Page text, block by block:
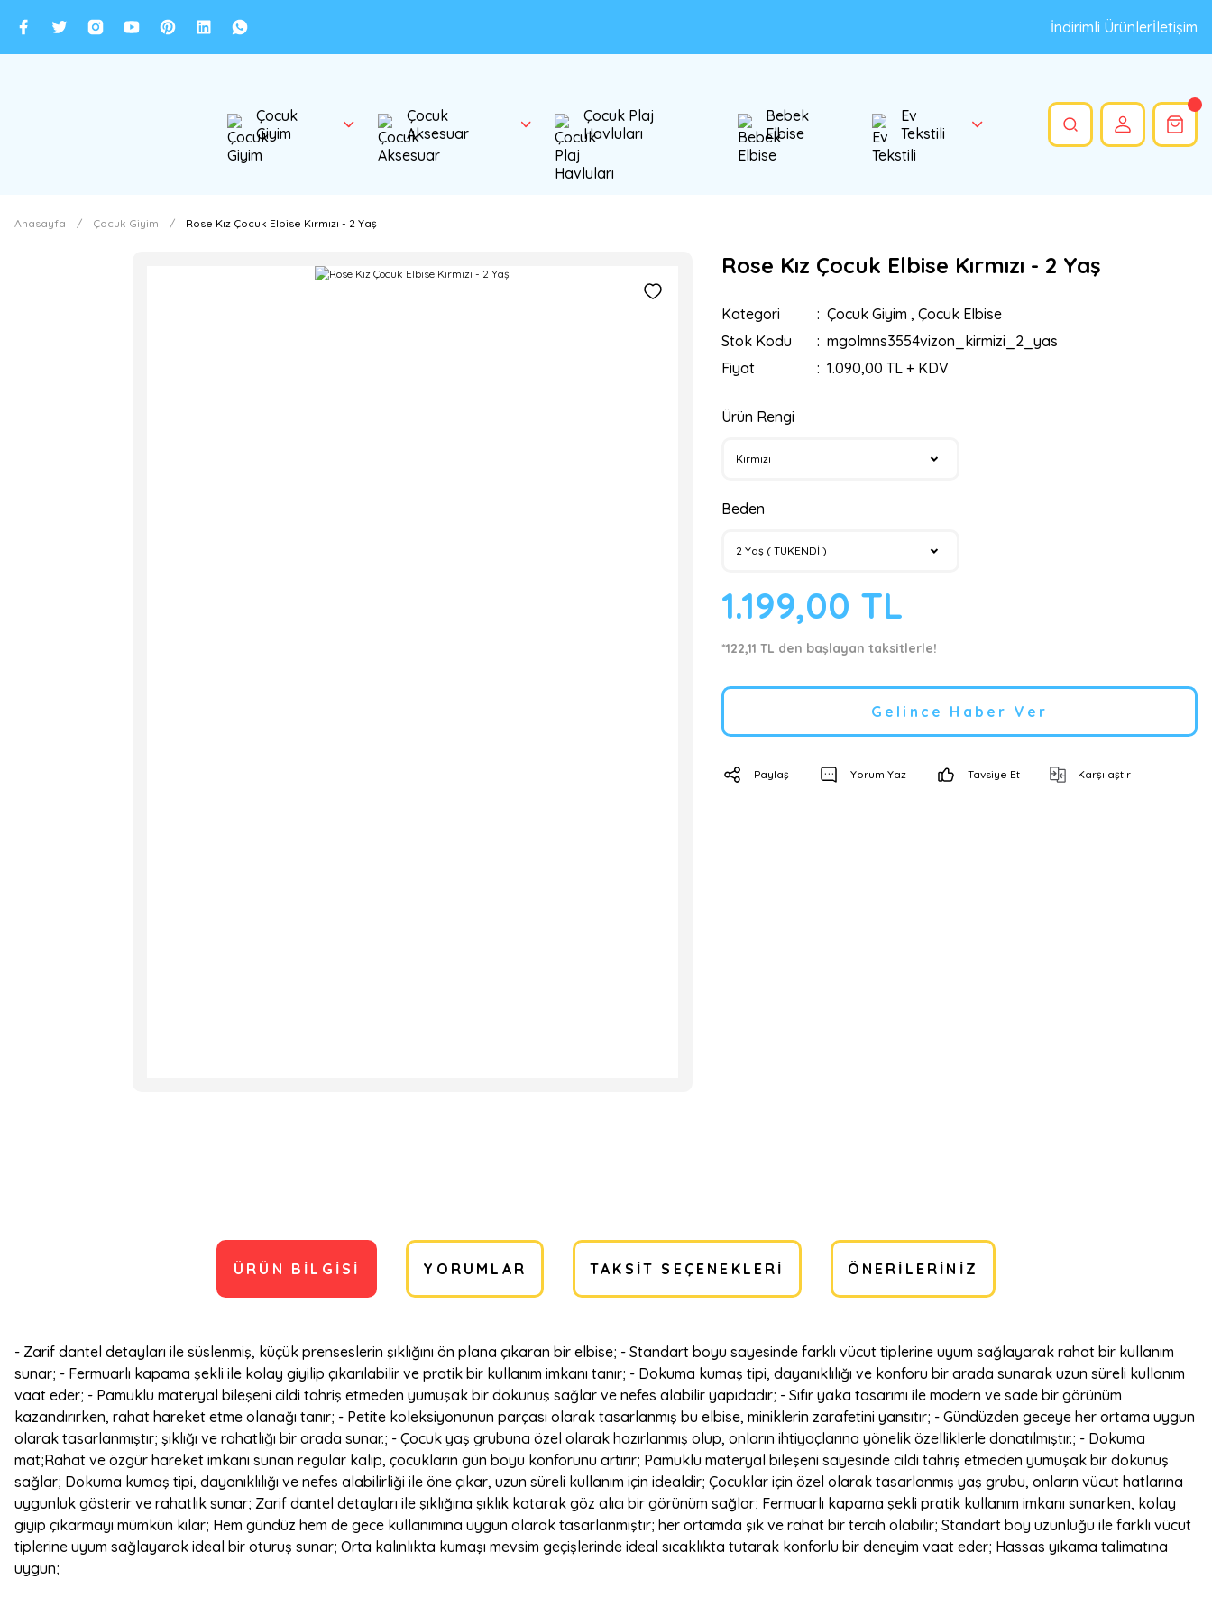
İndirimli Ürünlerİletişim
Çocuk
Giyim
Çocuk
Aksesuar
Çocuk Plaj
Havluları
Bebek
Elbise
Ev
Tekstili
Anasayfa Çocuk Giyim Rose Kız Çocuk Elbise Kırmızı - 2 Yaş
Rose Kız Çocuk Elbise Kırmızı - 2 Yaş
Kategori Çocuk Giyim , Çocuk Elbise
Stok Kodu
mgolmns3554vizon_kirmizi_2_yas
Fiyat
1.090,00 TL + KDV
Ürün Rengi
Beden
1.199,00 TL
*122,11 TL den başlayan taksitlerle!
Gelince Haber Ver
Paylaş Yorum Yaz Tavsiye Et Karşılaştır
ÜRÜN BILGISI YORUMLAR TAKSIT SEÇENEKLERI ÖNERILERINIZ
- Zarif dantel detayları ile süslenmiş, küçük prenseslerin şıklığını ön plana çıkaran bir elbise; - Standart boyu sayesinde farklı vücut tiplerine uyum sağlayarak rahat bir kullanım
sunar; - Fermuarlı kapama şekli ile kolay giyilip çıkarılabilir ve pratik bir kullanım imkanı tanır; - Dokuma kumaş tipi, dayanıklılığı ve konforu bir arada sunarak uzun süreli kullanım
vaat eder; - Pamuklu materyal bileşeni cildi tahriş etmeden yumuşak bir dokunuş sağlar ve nefes alabilir yapıdadır; - Sıfır yaka tasarımı ile modern ve sade bir görünüm
kazandırırken, rahat hareket etme olanağı tanır; - Petite koleksiyonunun parçası olarak tasarlanmış bu elbise, miniklerin zarafetini yansıtır; - Gündüzden geceye her ortama uygun
olarak tasarlanmıştır; şıklığı ve rahatlığı bir arada sunar.; - Çocuk yaş grubuna özel olarak hazırlanmış olup, onların ihtiyaçlarına yönelik özelliklerle donatılmıştır.; - Dokuma
mat;Rahat ve özgür hareket imkanı sunan regular kalıp, çocukların gün boyu konforunu artırır; Pamuklu materyal bileşeni sayesinde cildi tahriş etmeden yumuşak bir dokunuş
sağlar; Dokuma kumaş tipi, dayanıklılığı ve nefes alabilirliği ile öne çıkar, uzun süreli kullanım için idealdir; Çocuklar için özel olarak tasarlanmış yaş grubu, onların vücut hatlarına
uygunluk gösterir ve rahatlık sunar; Zarif dantel detayları ile şıklığına şıklık katarak göz alıcı bir görünüm sağlar; Fermuarlı kapama şekli pratik kullanım imkanı sunarken, kolay
giyip çıkarmayı mümkün kılar; Hem gündüz hem de gece kullanımına uygun olarak tasarlanmıştır; her ortamda şık ve rahat bir tercih olabilir; Standart boy uzunluğu ile farklı vücut
tiplerine uyum sağlayarak ideal bir oturuş sunar; Orta kalınlıkta kumaşı mevsim geçişlerinde ideal sıcaklıkta tutarak konforlu bir deneyim vaat eder; Hassas yıkama talimatına
uygun;